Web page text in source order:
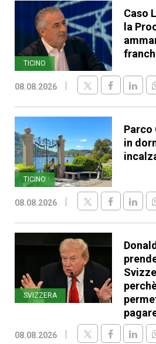
TICINO
Caso
la
08.08.2026
TICINO
Parco
in
08.08.2026
SVIZZERA
08.08.2026